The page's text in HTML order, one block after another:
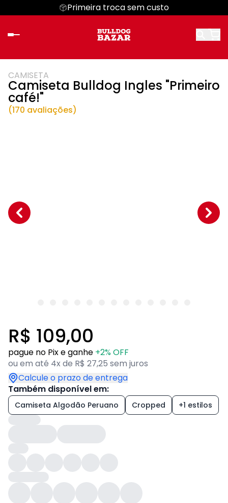
Primeira troca sem custo
CAMISETA
Camiseta Bulldog Ingles "Primeiro
café!"
(170 avaliações)
R$ 109,00
pague no Pix e ganhe +2% OFF
ou em até 4x de R$ 27,25 sem juros
Calcule o prazo de entrega
Também disponível em:
Camiseta Algodão Peruano Cropped +1 estilos